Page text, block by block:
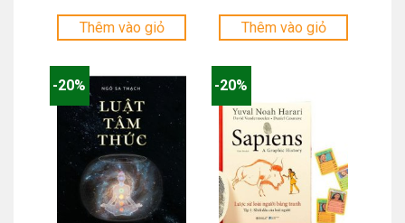
128.000 ₫.
hiện
là:
Thêm vào giỏ
259.000 ₫.
hiện
là:
Thêm vào giỏ
-20% -20%